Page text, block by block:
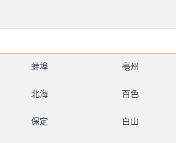
蚌埠 亳州
北海 百色
保定 白山